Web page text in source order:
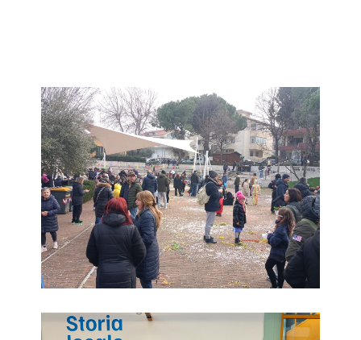
carnevale-a-san-lorenzo-23-febbraio-25
gian-carlo-ceccoli-e-sandra-villa-e-laura-ripa-a-